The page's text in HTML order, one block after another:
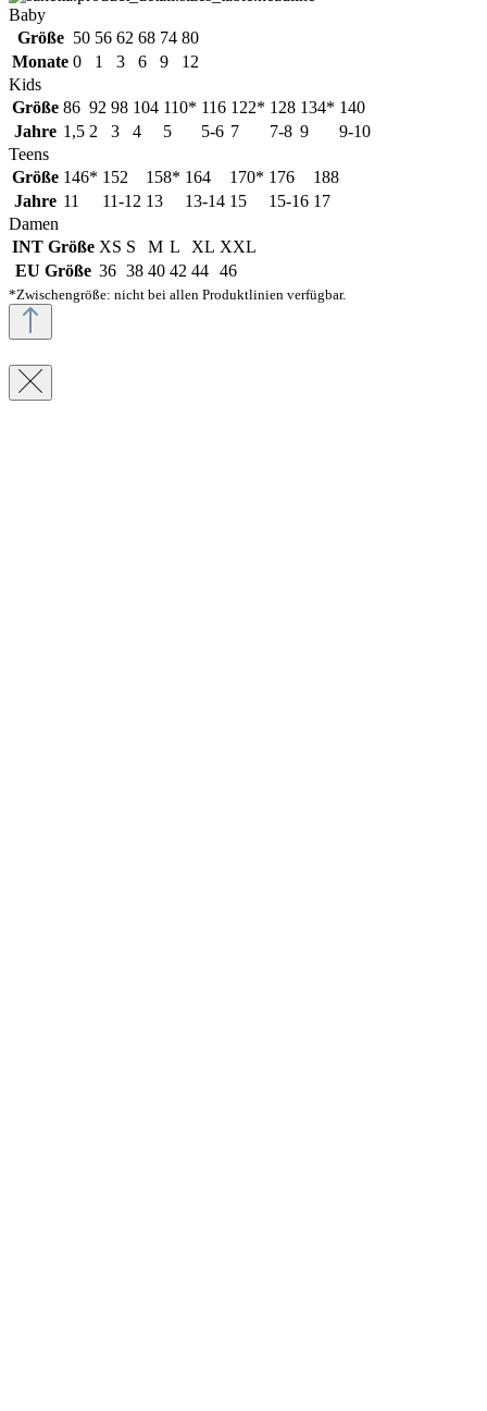
Baby
Größe 50 56 62 68 74 80
Monate 0 1 3 6 9
12
Kids
Größe 86 92 98 104 110* 116 122* 128 134* 140
Jahre 1,5 2 3 4 5 5-6 7 7-8 9
9-10
Teens
Größe 146* 152 158* 164 170* 176
188
Jahre 11 11-12 13 13-14 15 15-16 17
Damen
INT Größe XS S M L XL XXL
EU Größe 36 38 40 42 44 46
*Zwischengröße: nicht bei allen Produktlinien verfügbar.